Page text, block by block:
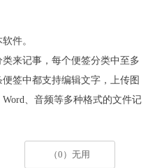
件。
来记事，每个便签分类中至多
签中都支持编辑文字，上传图
、音频等多种格式的文件记
（0）无用